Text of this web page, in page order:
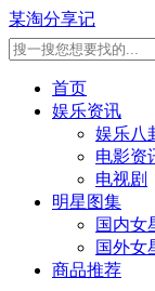
某淘分享记
首页
娱乐资讯
娱乐八
电影资
电视剧
明星图集
国内女
国外女
商品推荐